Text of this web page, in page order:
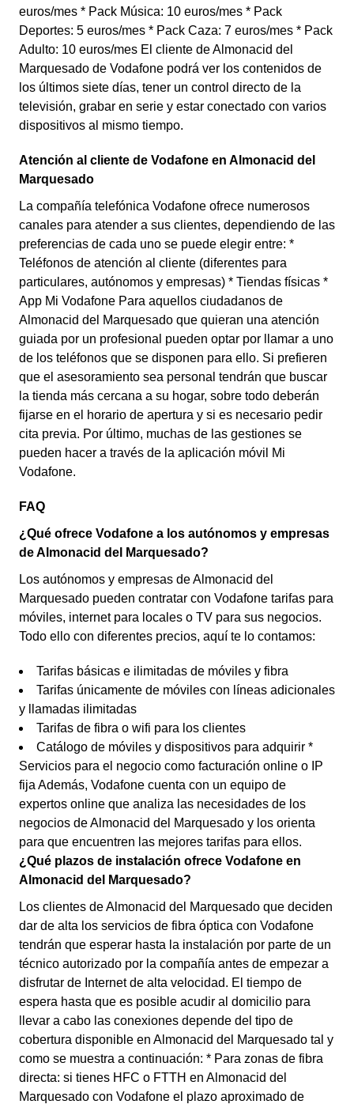
euros/mes * Pack Música: 10 euros/mes * Pack
Deportes: 5 euros/mes * Pack Caza: 7 euros/mes * Pack
Adulto: 10 euros/mes El cliente de Almonacid del
Marquesado de Vodafone podrá ver los contenidos de
los últimos siete días, tener un control directo de la
televisión, grabar en serie y estar conectado con varios
dispositivos al mismo tiempo.
Atención al cliente de Vodafone en Almonacid del
Marquesado
La compañía telefónica Vodafone ofrece numerosos
canales para atender a sus clientes, dependiendo de las
preferencias de cada uno se puede elegir entre: *
Teléfonos de atención al cliente (diferentes para
particulares, autónomos y empresas) * Tiendas físicas *
App Mi Vodafone Para aquellos ciudadanos de
Almonacid del Marquesado que quieran una atención
guiada por un profesional pueden optar por llamar a uno
de los teléfonos que se disponen para ello. Si prefieren
que el asesoramiento sea personal tendrán que buscar
la tienda más cercana a su hogar, sobre todo deberán
fijarse en el horario de apertura y si es necesario pedir
cita previa. Por último, muchas de las gestiones se
pueden hacer a través de la aplicación móvil Mi
Vodafone.
FAQ
¿Qué ofrece Vodafone a los autónomos y empresas
de Almonacid del Marquesado?
Los autónomos y empresas de Almonacid del
Marquesado pueden contratar con Vodafone tarifas para
móviles, internet para locales o TV para sus negocios.
Todo ello con diferentes precios, aquí te lo contamos:
Tarifas básicas e ilimitadas de móviles y fibra
Tarifas únicamente de móviles con líneas adicionales
y llamadas ilimitadas
Tarifas de fibra o wifi para los clientes
Catálogo de móviles y dispositivos para adquirir *
Servicios para el negocio como facturación online o IP
fija Además, Vodafone cuenta con un equipo de
expertos online que analiza las necesidades de los
negocios de Almonacid del Marquesado y los orienta
para que encuentren las mejores tarifas para ellos.
¿Qué plazos de instalación ofrece Vodafone en
Almonacid del Marquesado?
Los clientes de Almonacid del Marquesado que deciden
dar de alta los servicios de fibra óptica con Vodafone
tendrán que esperar hasta la instalación por parte de un
técnico autorizado por la compañía antes de empezar a
disfrutar de Internet de alta velocidad. El tiempo de
espera hasta que es posible acudir al domicilio para
llevar a cabo las conexiones depende del tipo de
cobertura disponible en Almonacid del Marquesado tal y
como se muestra a continuación: * Para zonas de fibra
directa: si tienes HFC o FTTH en Almonacid del
Marquesado con Vodafone el plazo aproximado de